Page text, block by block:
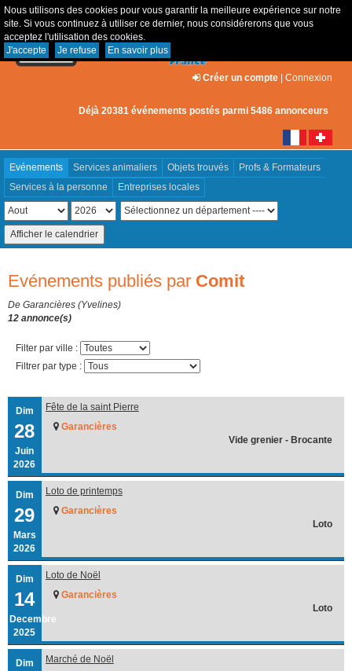
Nous utilisons des cookies pour vous garantir la meilleure expérience sur notre
site. Si vous continuez à utiliser ce dernier, nous considérerons que vous
acceptez l'utilisation des cookies.
J'accepte
Je refuse En savoir plus
Créer un compte | Connexion
Déjà 20381 événements postés parmi 5486 annonceurs
Evénements Services animaliers Objets trouvés
Profs & Formateurs
Services à la personne
Entreprises locales
Evénements publiés par Comit
De Garancières (Yvelines)
12 annonce(s)
Filter par ville :
Filtrer par type :
Dim
28
Juin
2026
Fête de la saint Pierre
Garancières
Vide grenier - Brocante
Dim
29
Mars
2026
Loto de printemps
Garancières
Loto
Dim
14
Decembre
2025
Loto de Noël
Garancières
Loto
Dim
Marché de Noël